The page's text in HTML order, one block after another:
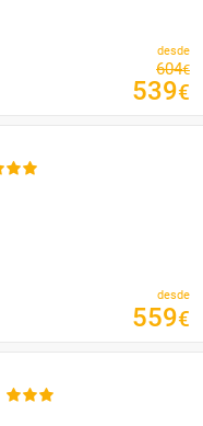
desde
604€
539€
desde
559€